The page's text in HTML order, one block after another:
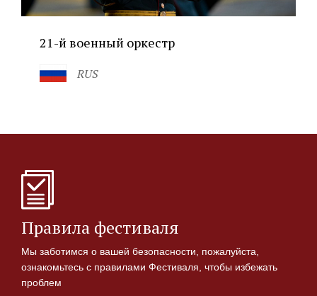
21-й военный оркестр
RUS
Правила фестиваля
Мы заботимся о вашей безопасности, пожалуйста,
ознакомьтесь с правилами Фестиваля, чтобы избежать
проблем